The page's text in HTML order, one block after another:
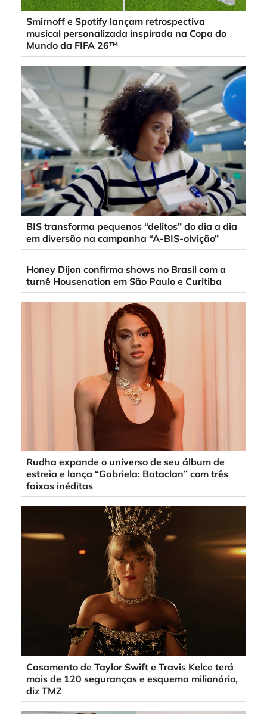
Smirnoff e Spotify lançam retrospectiva
musical personalizada inspirada na Copa do
Mundo da FIFA 26™
BIS transforma pequenos “delitos” do dia a dia
em diversão na campanha “A-BIS-olvição”
Honey Dijon confirma shows no Brasil com a
turnê Housenation em São Paulo e Curitiba
Rudha expande o universo de seu álbum de
estreia e lança “Gabriela: Bataclan” com três
faixas inéditas
Casamento de Taylor Swift e Travis Kelce terá
mais de 120 seguranças e esquema milionário,
diz TMZ